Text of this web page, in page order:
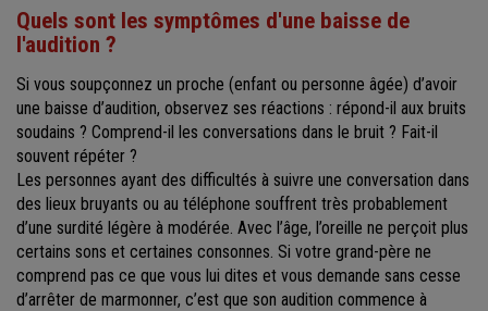
Quels sont les symptômes d'une baisse de
l'audition ?
Si vous soupçonnez un proche (enfant ou personne âgée) d’avoir
une baisse d’audition, observez ses réactions : répond-il aux bruits
soudains ? Comprend-il les conversations dans le bruit ? Fait-il
souvent répéter ?
Les personnes ayant des difficultés à suivre une conversation dans
des lieux bruyants ou au téléphone souffrent très probablement
d’une surdité légère à modérée. Avec l’âge, l’oreille ne perçoit plus
certains sons et certaines consonnes. Si votre grand-père ne
comprend pas ce que vous lui dites et vous demande sans cesse
d’arrêter de marmonner, c’est que son audition commence à